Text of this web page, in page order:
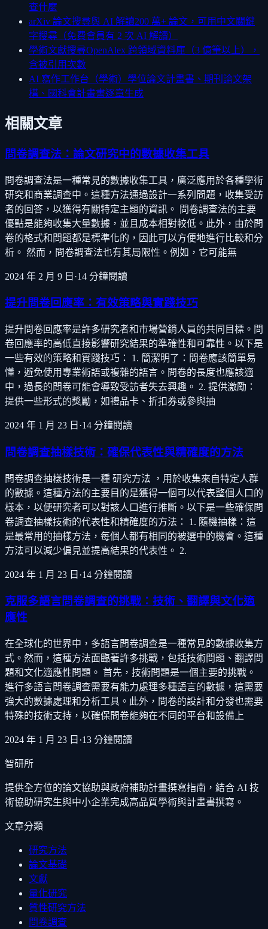
查什麼
arXiv 論文搜尋與 AI 解讀200 萬+ 論文，可用中文關鍵
字搜尋（免費會員有 2 次 AI 解讀）
學術文獻搜尋OpenAlex 跨領域資料庫（3 億筆以上），
含被引用次數
AI 寫作工作台（學術） 學位論文計畫書、期刊論文架
構、國科會計畫書逐章生成
相關文章
問卷調查法：論文研究中的數據收集工具
問卷調查法是一種常見的數據收集工具，廣泛應用於各種學術
研究和商業調查中。這種方法通過設計一系列問題，收集受訪
者的回答，以獲得有關特定主題的資訊。 問卷調查法的主要
優點是能夠收集大量數據，並且成本相對較低。此外，由於問
卷的格式和問題都是標準化的，因此可以方便地進行比較和分
析。 然而，問卷調查法也有其局限性。例如，它可能無
2024 年 2 月 9 日 ·14 分鐘閱讀
提升問卷回應率：有效策略與實踐技巧
提升問卷回應率是許多研究者和市場營銷人員的共同目標。問
卷回應率的高低直接影響研究結果的準確性和可靠性。以下是
一些有效的策略和實踐技巧： 1. 簡潔明了：問卷應該簡單易
懂，避免使用專業術語或複雜的語言。問卷的長度也應該適
中，過長的問卷可能會導致受訪者失去興趣。 2. 提供激勵：
提供一些形式的獎勵，如禮品卡、折扣券或參與抽
2024 年 1 月 23 日 ·14 分鐘閱讀
問卷調查抽樣技術：確保代表性與精確度的方法
問卷調查抽樣技術是一種 研究方法 ，用於收集來自特定人群
的數據。這種方法的主要目的是獲得一個可以代表整個人口的
樣本，以便研究者可以對該人口進行推斷。以下是一些確保問
卷調查抽樣技術的代表性和精確度的方法： 1. 隨機抽樣：這
是最常用的抽樣方法，每個人都有相同的被選中的機會。這種
方法可以減少偏見並提高結果的代表性。 2.
2024 年 1 月 23 日 ·14 分鐘閱讀
克服多語言問卷調查的挑戰：技術、翻譯與文化適
應性
在全球化的世界中，多語言問卷調查是一種常見的數據收集方
式。然而，這種方法面臨著許多挑戰，包括技術問題、翻譯問
題和文化適應性問題。 首先，技術問題是一個主要的挑戰。
進行多語言問卷調查需要有能力處理多種語言的數據，這需要
強大的數據處理和分析工具。此外，問卷的設計和分發也需要
特殊的技術支持，以確保問卷能夠在不同的平台和設備上
2024 年 1 月 23 日 ·13 分鐘閱讀
智研所
提供全方位的論文協助與政府補助計畫撰寫指南，結合 AI 技
術協助研究生與中小企業完成高品質學術與計畫書撰寫。
文章分類
研究方法
論文基礎
文獻
量化研究
質性研究方法
問卷調查